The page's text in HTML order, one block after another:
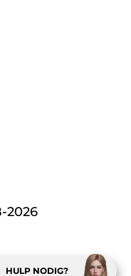
2026
HULP NODIG?